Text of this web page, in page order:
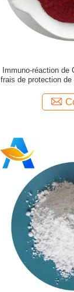
Immuno-réaction de
frais de protection de